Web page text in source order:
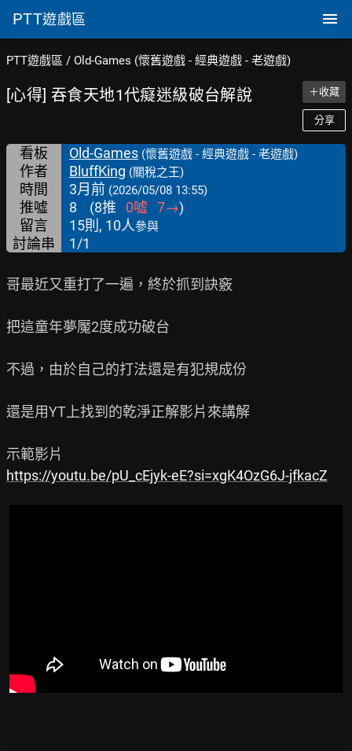
PTT遊戲區
PTT遊戲區 / Old-Games (懷舊遊戲 - 經典遊戲 - 老遊戲)
[心得] 吞食天地1代癡迷級破台解說 ＋收藏
分享
看板 Old-Games (懷舊遊戲 - 經典遊戲 - 老遊戲)
作者 BluffKing (關稅之王)
時間 3月前 (2026/05/08 13:55)
推噓 8 (8推 0噓 7→)
留言
15則, 10人參與
討論串 1/1
哥最近又重打了一遍，終於抓到訣竅
把這童年夢魘2度成功破台
不過，由於自己的打法還是有犯規成份
還是用YT上找到的乾淨正解影片來講解
https://youtu.be/pU_cEjyk-eE?si=xgK4OzG6J-jfkacZ